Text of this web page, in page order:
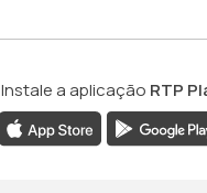
Instale a aplicação RTP